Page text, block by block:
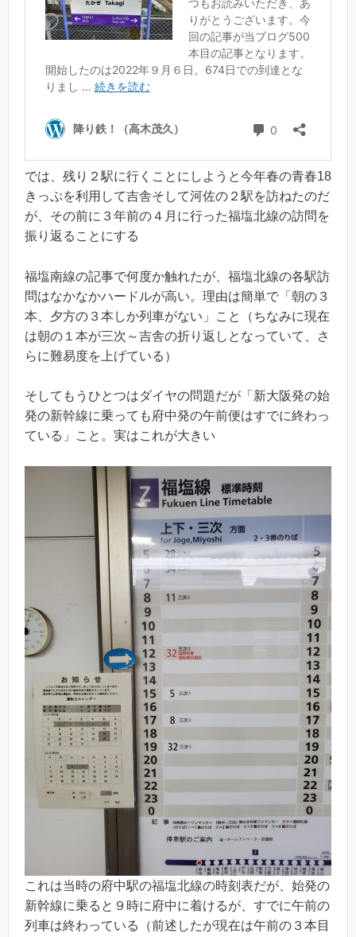
では、残り２駅に行くことにしようと今年春の青春18
きっぷを利用して吉舎そして河佐の２駅を訪ねたのだ
が、その前に３年前の４月に行った福塩北線の訪問を
振り返ることにする
福塩南線の記事で何度か触れたが、福塩北線の各駅訪
問はなかなかハードルが高い。理由は簡単で「朝の３
本、夕方の３本しか列車がない」こと（ちなみに現在
は朝の１本が三次～吉舎の折り返しとなっていて、さ
らに難易度を上げている）
そしてもうひとつはダイヤの問題だが「新大阪発の始
発の新幹線に乗っても府中発の午前便はすでに終わっ
ている」こと。実はこれが大きい
これは当時の府中駅の福塩北線の時刻表だが、始発の
新幹線に乗ると９時に府中に着けるが、すでに午前の
列車は終わっている（前述したが現在は午前の３本目